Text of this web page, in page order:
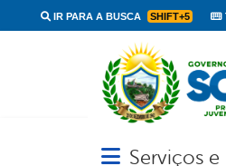
IR PARA A BUSCA SHIFT+5
Serviços